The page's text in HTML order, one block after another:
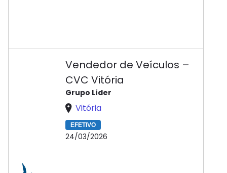
Vendedor de Veículos –
CVC Vitória
Grupo Líder
Vitória
EFETIVO
24/03/2026